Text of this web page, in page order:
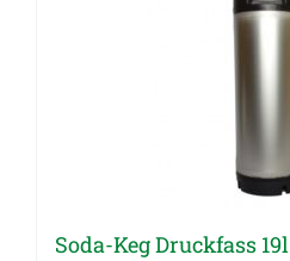
Soda-Keg Druckfass 19l